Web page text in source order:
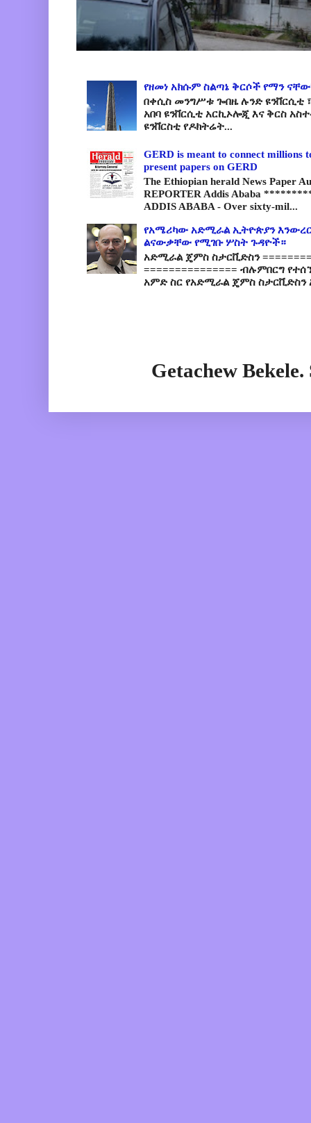
የዘመነ አክሱም ስልጣኔ ቅርሶች የማን
በቀሲስ መንግሥቱ ጐበዜ ሉንድ ዩንቨርሲቲ
አበባ ዩንቨርሲቲ አርኪኦሎጂ እና ቅርስ
ዩንቨርስቲ የዶክትሬት...
GERD is meant to connect millions
present papers on GERD
The Ethiopian herald News Paper
REPORTER Addis Ababa
ADDIS ABABA - Over sixty-mil...
የአሜሪካው አድሚራል ኢትዮጵያን
ልናውቃቸው የሚገቡ ሦስት ጉዳዮች።
አድሚራል ጄምስ ስታርቪድስን
=============== ብሉምበርግ
አምድ ስር የአድሚራል ጄምስ ስታርቪድስን
Getachew